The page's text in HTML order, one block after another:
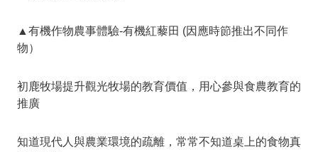
▲有機作物農事體驗-有機紅藜田 (因應時節推出不同作
物）
初鹿牧場提升觀光牧場的教育價值，用心參與食農教育的
推廣
知道現代人與農業環境的疏離，常常不知道桌上的食物真